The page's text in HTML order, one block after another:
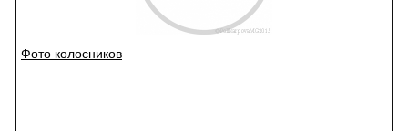
Фото колосников